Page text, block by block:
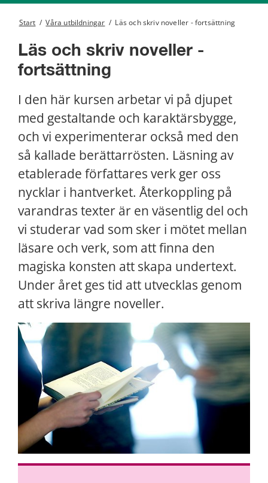
Start / Våra utbildningar / Läs och skriv noveller - fortsättning
Läs och skriv noveller -
fortsättning
I den här kursen arbetar vi på djupet
med gestaltande och karaktärsbygge,
och vi experimenterar också med den
så kallade berättarrösten. Läsning av
etablerade författares verk ger oss
nycklar i hantverket. Återkoppling på
varandras texter är en väsentlig del och
vi studerar vad som sker i mötet mellan
läsare och verk, som att finna den
magiska konsten att skapa undertext.
Under året ges tid att utvecklas genom
att skriva längre noveller.